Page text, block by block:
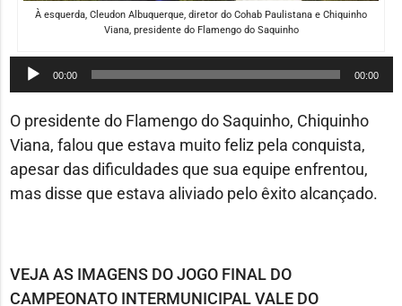
À esquerda, Cleudon Albuquerque, diretor do Cohab Paulistana e Chiquinho
Viana, presidente do Flamengo do Saquinho
Tocador
de
áudio
00:00 00:00
O presidente do Flamengo do Saquinho, Chiquinho
Viana, falou que estava muito feliz pela conquista,
apesar das dificuldades que sua equipe enfrentou,
mas disse que estava aliviado pelo êxito alcançado.
VEJA AS IMAGENS DO JOGO FINAL DO
CAMPEONATO INTERMUNICIPAL VALE DO